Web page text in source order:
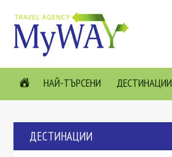
НАЙ-ТЪРСЕНИ ДЕСТИНАЦИИ
ДЕСТИНАЦИИ